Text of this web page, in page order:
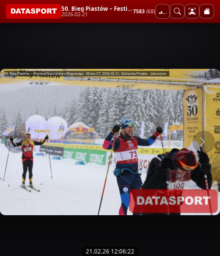
50. Bieg Piastów – Festiwal Narciarstwa Biegowego - 50 km CT
2026-02-21 7583 (68)
21.02.26 12:06:22